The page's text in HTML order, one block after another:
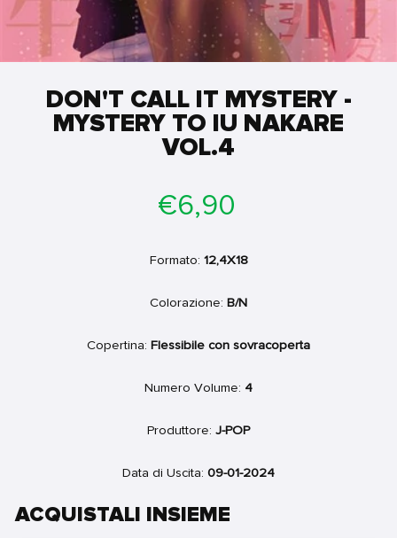
DON'T CALL IT MYSTERY -
MYSTERY TO IU NAKARE
VOL.4
di
€6,90
Formato: 12,4X18
Colorazione: B/N
Copertina: Flessibile con sovracoperta
Numero Volume: 4
Produttore: J-POP
Data di Uscita: 09-01-2024
ACQUISTALI INSIEME